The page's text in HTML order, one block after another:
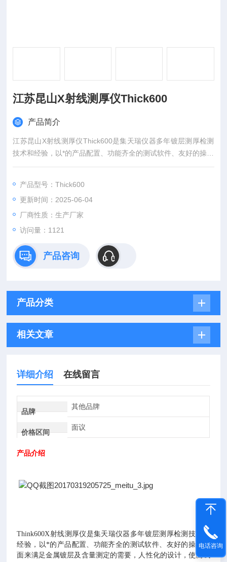
江苏昆山X射线测厚仪Thick600
产品简介
江苏昆山X射线测厚仪Thick600是集天瑞仪器多年镀层测厚检测
技术和经验，以*的产品配置、功能齐全的测试软件、友好的操作
界面来满足金属镀层及含量测定的需要，人性化的设计，使测试
产品型号：Thick600
更新时间：2025-06-04
厂商性质：生产厂家
访问量：1121
产品咨询
产品分类
相关文章
详细介绍 在线留言
品牌
其他品牌
价格区间
面议
产品介绍
Think600X射线测厚仪是集天瑞仪器多年镀层测厚检测技术和
经验，以*的产品配置、功能齐全的测试软件、友好的操作界
面来满足金属镀层及含量测定的需要，人性化的设计，使测试
电话咨询